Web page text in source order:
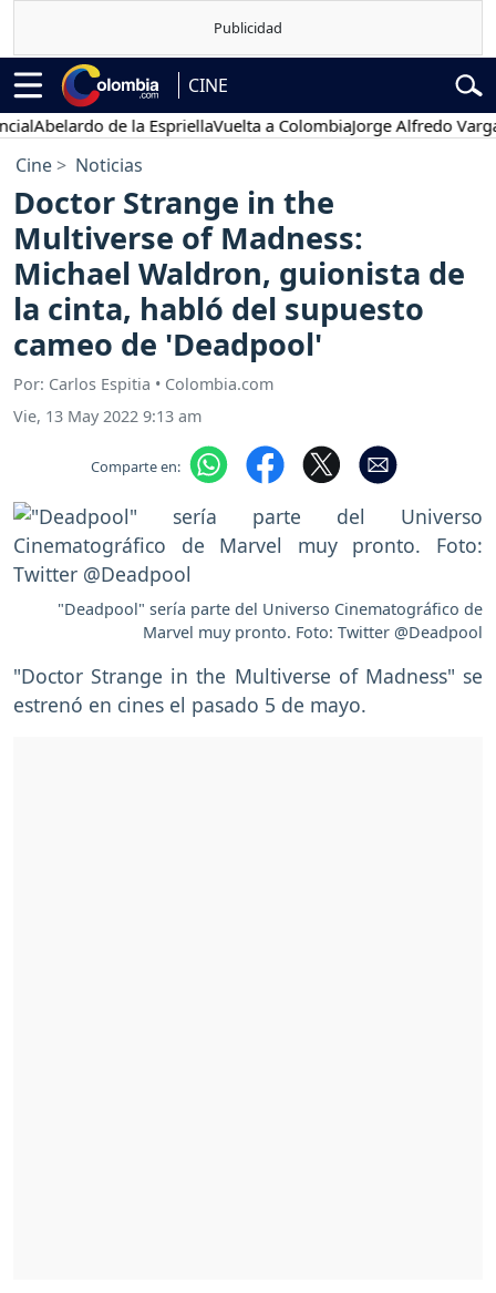
CINE
de la EspriellaVuelta a ColombiaJorge Alfredo Vargas
Cine Noticias
Doctor Strange in the
Multiverse of Madness:
Michael Waldron, guionista de
la cinta, habló del supuesto
cameo de 'Deadpool'
Por: Carlos Espitia • Colombia.com
Vie, 13 May 2022 9:13 am
Comparte en:
"Deadpool" sería parte del Universo Cinematográfico de
Marvel muy pronto. Foto: Twitter @Deadpool
"Doctor Strange in the Multiverse of Madness" se
estrenó en cines el pasado 5 de mayo.